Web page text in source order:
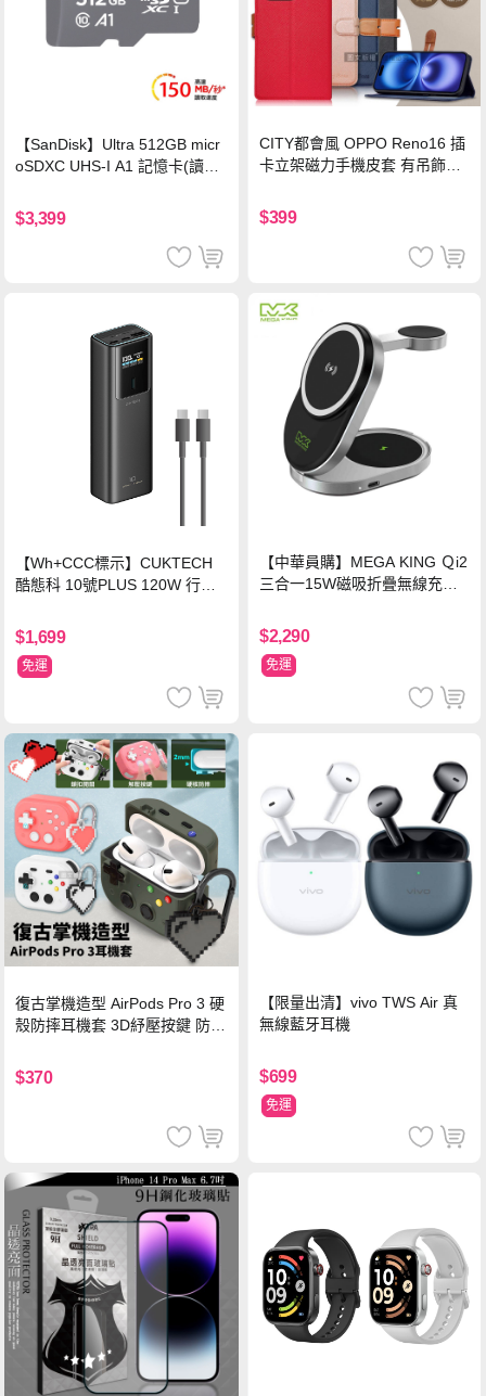
【SanDisk】Ultra 512GB micr
oSDXC UHS-I A1 記憶卡(讀取
$3,399
CITY都會風 OPPO Reno16 插
卡立架磁力手機皮套 有吊飾孔
$399
【Wh+CCC標示】CUKTECH
酷態科 10號PLUS 120W 行動
色
$1,699
免運
【中華員購】MEGA KING Ｑi2
三合一15W磁吸折疊無線充電
$2,290
免運
復古掌機造型 AirPods Pro 3 硬
殼防摔耳機套 3D紓壓按鍵 防開
$370
【限量出清】vivo TWS Air 真
無線藍牙耳機
$699
免運